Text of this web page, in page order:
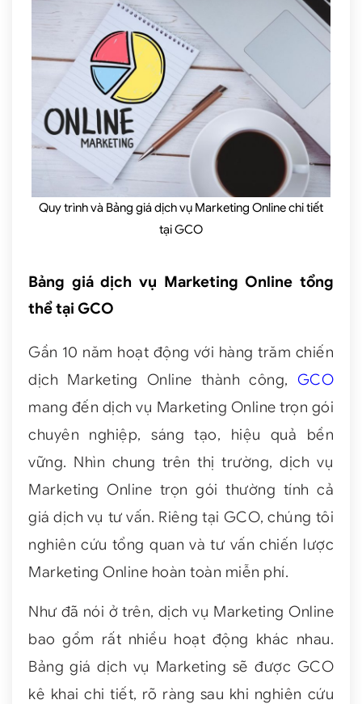
Quy trình và Bảng giá dịch vụ Marketing Online chi tiết
tại GCO
Bảng giá dịch vụ Marketing Online tổng
thể tại GCO
Gần 10 năm hoạt động với hàng trăm chiến
dịch Marketing Online thành công, GCO
mang đến dịch vụ Marketing Online trọn gói
chuyên nghiệp, sáng tạo, hiệu quả bền
vững. Nhìn chung trên thị trường, dịch vụ
Marketing Online trọn gói thường tính cả
giá dịch vụ tư vấn. Riêng tại GCO, chúng tôi
nghiên cứu tổng quan và tư vấn chiến lược
Marketing Online hoàn toàn miễn phí.
Như đã nói ở trên, dịch vụ Marketing Online
bao gồm rất nhiều hoạt động khác nhau.
Bảng giá dịch vụ Marketing sẽ được GCO
kê khai chi tiết, rõ ràng sau khi nghiên cứu